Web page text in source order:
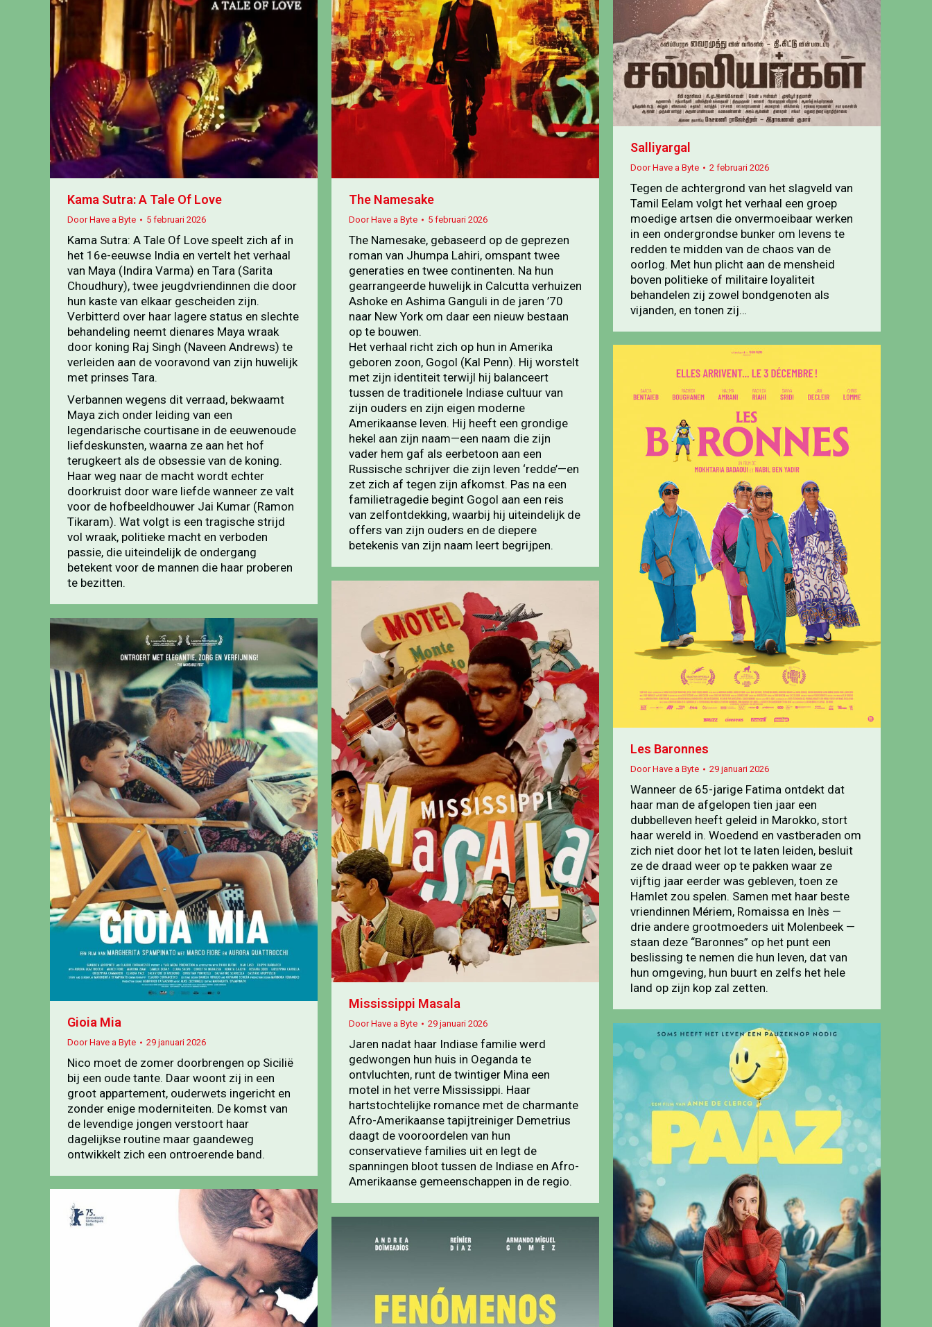
Kama Sutra: A Tale Of Love
DoorHave a Byte 5 februari 2026
Kama Sutra: A Tale Of Love speelt zich af in
het 16e-eeuwse India en vertelt het verhaal
van Maya (Indira Varma) en Tara (Sarita
Choudhury), twee jeugdvriendinnen die door
hun kaste van elkaar gescheiden zijn.
Verbitterd over haar lagere status en slechte
behandeling neemt dienares Maya wraak
door koning Raj Singh (Naveen Andrews) te
verleiden aan de vooravond van zijn huwelijk
met prinses Tara.
Verbannen wegens dit verraad, bekwaamt
Maya zich onder leiding van een
legendarische courtisane in de eeuwenoude
liefdeskunsten, waarna ze aan het hof
terugkeert als de obsessie van de koning.
Haar weg naar de macht wordt echter
doorkruist door ware liefde wanneer ze valt
voor de hofbeeldhouwer Jai Kumar (Ramon
Tikaram). Wat volgt is een tragische strijd
vol wraak, politieke macht en verboden
passie, die uiteindelijk de ondergang
betekent voor de mannen die haar proberen
te bezitten.
The Namesake
DoorHave a Byte 5 februari 2026
The Namesake, gebaseerd op de geprezen
roman van Jhumpa Lahiri, omspant twee
generaties en twee continenten. Na hun
gearrangeerde huwelijk in Calcutta verhuizen
Ashoke en Ashima Ganguli in de jaren ’70
naar New York om daar een nieuw bestaan
op te bouwen.
Het verhaal richt zich op hun in Amerika
geboren zoon, Gogol (Kal Penn). Hij worstelt
met zijn identiteit terwijl hij balanceert
tussen de traditionele Indiase cultuur van
zijn ouders en zijn eigen moderne
Amerikaanse leven. Hij heeft een grondige
hekel aan zijn naam—een naam die zijn
vader hem gaf als eerbetoon aan een
Russische schrijver die zijn leven ‘redde’—en
zet zich af tegen zijn afkomst. Pas na een
familietragedie begint Gogol aan een reis
van zelfontdekking, waarbij hij uiteindelijk de
offers van zijn ouders en de diepere
betekenis van zijn naam leert begrijpen.
Salliyargal
DoorHave a Byte 2 februari 2026
Tegen de achtergrond van het slagveld van
Tamil Eelam volgt het verhaal een groep
moedige artsen die onvermoeibaar werken
in een ondergrondse bunker om levens te
redden te midden van de chaos van de
oorlog. Met hun plicht aan de mensheid
boven politieke of militaire loyaliteit
behandelen zij zowel bondgenoten als
vijanden, en tonen zij…
Les Baronnes
DoorHave a Byte 29 januari 2026
Wanneer de 65-jarige Fatima ontdekt dat
haar man de afgelopen tien jaar een
dubbelleven heeft geleid in Marokko, stort
haar wereld in. Woedend en vastberaden om
zich niet door het lot te laten leiden, besluit
ze de draad weer op te pakken waar ze
vijftig jaar eerder was gebleven, toen ze
Hamlet zou spelen. Samen met haar beste
vriendinnen Mériem, Romaissa en Inès —
drie andere grootmoeders uit Molenbeek —
staan deze “Baronnes” op het punt een
beslissing te nemen die hun leven, dat van
hun omgeving, hun buurt en zelfs het hele
land op zijn kop zal zetten.
Mississippi Masala
DoorHave a Byte 29 januari 2026
Jaren nadat haar Indiase familie werd
gedwongen hun huis in Oeganda te
ontvluchten, runt de twintiger Mina een
motel in het verre Mississippi. Haar
hartstochtelijke romance met de charmante
Afro-Amerikaanse tapijtreiniger Demetrius
daagt de vooroordelen van hun
conservatieve families uit en legt de
spanningen bloot tussen de Indiase en Afro-
Amerikaanse gemeenschappen in de regio.
Gioia Mia
DoorHave a Byte 29 januari 2026
Nico moet de zomer doorbrengen op Sicilië
bij een oude tante. Daar woont zij in een
groot appartement, ouderwets ingericht en
zonder enige moderniteiten. De komst van
de levendige jongen verstoort haar
dagelijkse routine maar gaandeweg
ontwikkelt zich een ontroerende band.